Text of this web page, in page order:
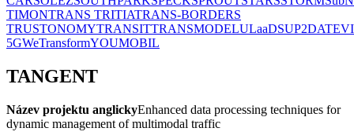
TIMONTRANS TRITIATRANS-BORDERS
TRUSTONOMYTRANSITTRANSMODELULaaDSUP2DATE
5GWeTransformYOUMOBIL
TANGENT
Název projektu anglickyEnhanced data processing techniques for
dynamic management of multimodal traffic